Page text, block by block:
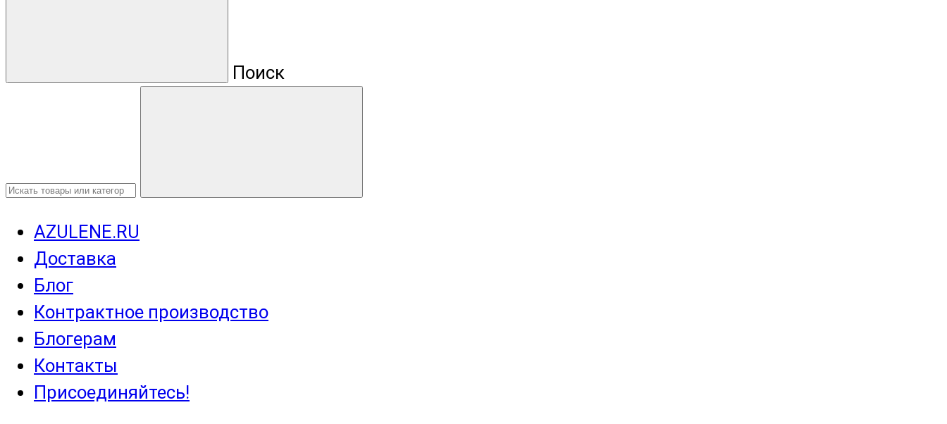
Поиск
AZULENE.RU
Доставка
Блог
Контрактное производство
Блогерам
Контакты
Присоединяйтесь!